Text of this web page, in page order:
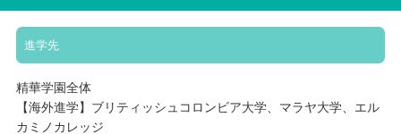
進学先
精華学園全体
【海外進学】ブリティッシュコロンビア大学、マラヤ大学、エル
カミノカレッジ